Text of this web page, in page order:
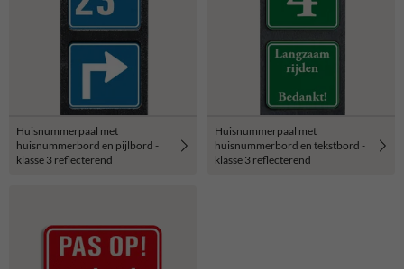
Huisnummerpaal met
huisnummerbord en pijlbord -
klasse 3 reflecterend
Huisnummerpaal met
huisnummerbord en tekstbord -
klasse 3 reflecterend